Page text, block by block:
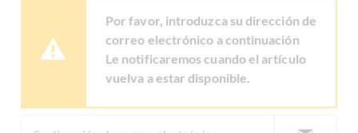
Por favor, introduzca su dirección de
correo electrónico a continuación
Le notificaremos cuando el artículo
vuelva a estar disponible.